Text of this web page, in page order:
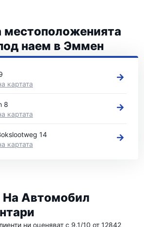
местоположенията
наем в Эммен
места за коли под наем в Эммен
картата
8
картата
14
картата
Автомобил
ни оценяват с 9.1/10 от 12842